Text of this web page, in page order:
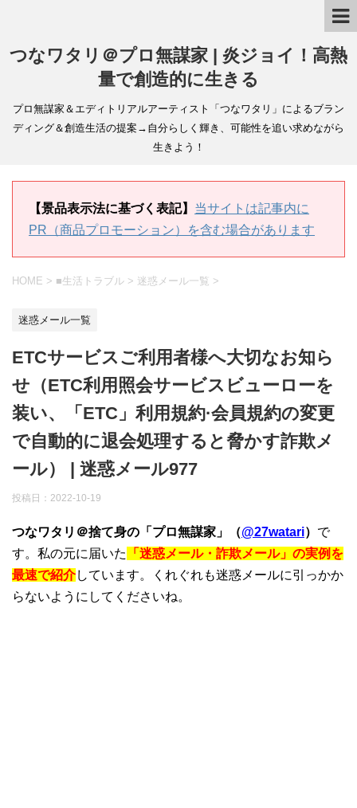
つなワタリ＠プロ無謀家 | 炎ジョイ！高熱
量で創造的に生きる
プロ無謀家＆エディトリアルアーティスト「つなワタリ」によるブラン
ディング＆創造生活の提案→自分らしく輝き、可能性を追い求めながら
生きよう！
【景品表示法に基づく表記】 当サイトは記事内に
PR（商品プロモーション）を含む場合があります
HOME > ■生活トラブル > 迷惑メール一覧 >
迷惑メール一覧
ETCサービスご利用者様へ大切なお知ら
せ（ETC利用照会サービスビューローを
装い、「ETC」利用規約·会員規約の変更
で自動的に退会処理すると脅かす詐欺メ
ール） | 迷惑メール977
投稿日： 2022-10-19
つなワタリ＠捨て身の「プロ無謀家」（@27watari） で
す。私の元に届いた
「迷惑メール・詐欺メール」の実例を
最速で紹介しています。くれぐれも迷惑メールに引っかか
らないようにしてくださいね。